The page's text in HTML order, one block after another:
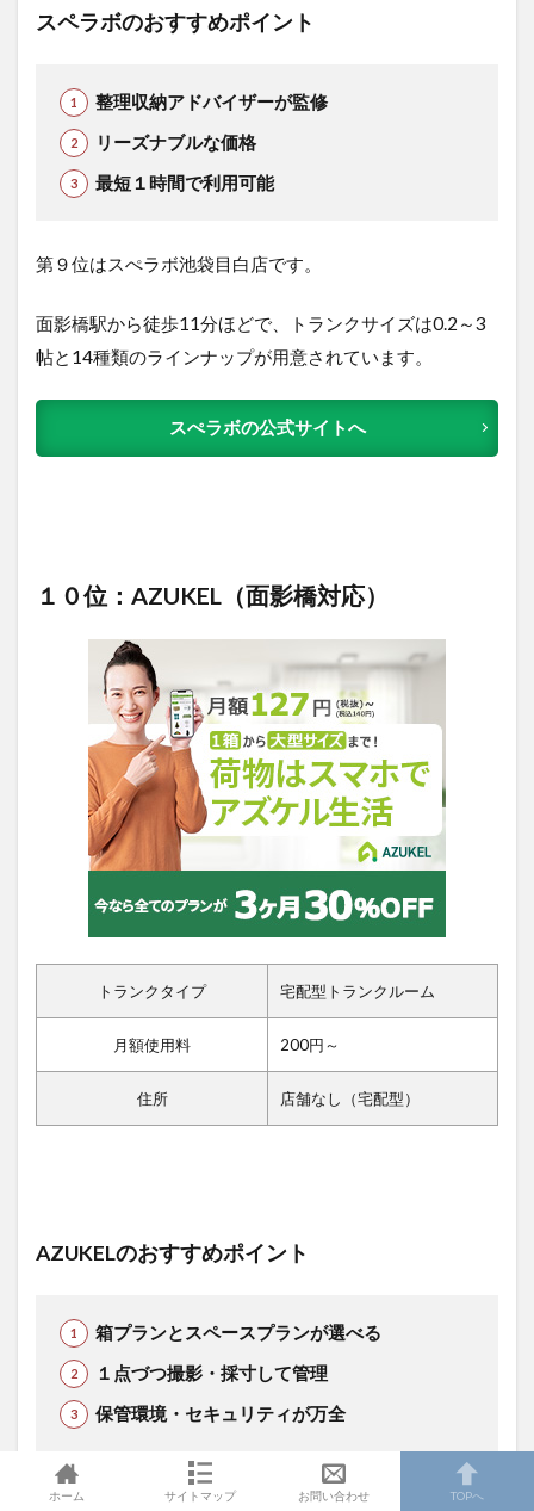
スペラボのおすすめポイント
整理収納アドバイザーが監修
リーズナブルな価格
最短１時間で利用可能
第９位はスぺラボ池袋目白店です。
面影橋駅から徒歩11分ほどで、トランクサイズは0.2～3
帖と14種類のラインナップが用意されています。
スぺラボの公式サイトへ
１０位：AZUKEL（面影橋対応）
トランクタイプ 宅配型トランクルーム
月額使用料 200円～
住所 店舗なし（宅配型）
AZUKELのおすすめポイント
箱プランとスペースプランが選べる
１点づつ撮影・採寸して管理
保管環境・セキュリティが万全
AZUKELは荷物の大きさでプランを選べる 宅配型トラン
ホーム サイトマップ お問い合わせ TOPへ